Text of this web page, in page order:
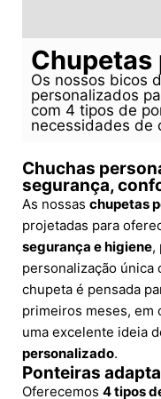
Chupetas
Os nossos bicos
personalizados
com 4 tipos de
necessidades de
Chuchas
segurança,
As nossas chupetas
projetadas para
segurança e higiene,
personalização única
chupeta é pensada
primeiros meses, em
uma excelente ideia
personalizado.
Ponteiras
Oferecemos 4 tipos